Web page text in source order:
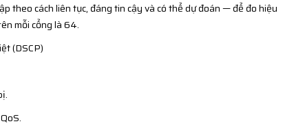
theo cách liên tục, đáng tin cậy và có thể dự đoán — để đo hiệu
mỗi cổng là 64.
(DSCP)